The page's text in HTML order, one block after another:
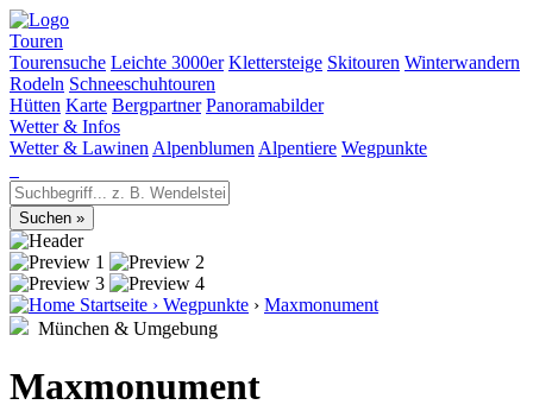
Touren
Tourensuche Leichte 3000er Klettersteige Skitouren Winterwandern
Rodeln Schneeschuhtouren
Hütten Karte Bergpartner Panoramabilder
Wetter & Infos
Wetter & Lawinen Alpenblumen Alpentiere Wegpunkte
Startseite › Wegpunkte › Maxmonument
München & Umgebung
Maxmonument